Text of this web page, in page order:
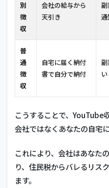
別
徴
収
会社の給与から
天引き
通
普
通
徴
収
自宅に届く納付
書で自分で納付
い
こうすることで、YouTube
会社ではなくあなたの自宅
これにより、会社はあなた
り、住民税からバレるリス
ます。